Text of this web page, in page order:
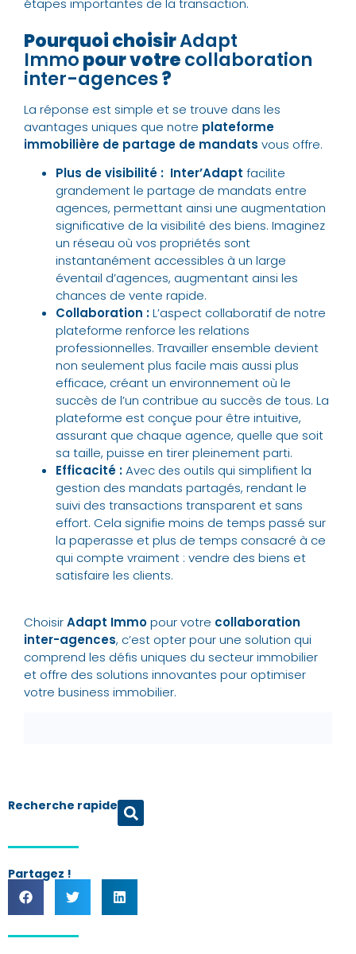
étapes importantes de la transaction.
Pourquoi choisirAdapt
Immopour votrecollaboration
inter-agences?
La réponse est simple et se trouve dans les
avantages uniques que notre plateforme
immobilière de partage de mandats vous offre.
Plus de visibilité : Inter’Adapt facilite
grandement le partage de mandats entre
agences, permettant ainsi une augmentation
significative de la visibilité des biens. Imaginez
un réseau où vos propriétés sont
instantanément accessibles à un large
éventail d’agences, augmentant ainsi les
chances de vente rapide.
Collaboration :L’aspect collaboratif de notre
plateforme renforce les relations
professionnelles. Travailler ensemble devient
non seulement plus facile mais aussi plus
efficace, créant un environnement où le
succès de l’un contribue au succès de tous. La
plateforme est conçue pour être intuitive,
assurant que chaque agence, quelle que soit
sa taille, puisse en tirer pleinement parti.
Efficacité :Avec des outils qui simplifient la
gestion des mandats partagés, rendant le
suivi des transactions transparent et sans
effort. Cela signifie moins de temps passé sur
la paperasse et plus de temps consacré à ce
qui compte vraiment : vendre des biens et
satisfaire les clients.
ChoisirAdapt Immopour votre collaboration
inter-agences, c’est opter pour une solution qui
comprend les défis uniques du secteur immobilier
et offre des solutions innovantes pour optimiser
votre business immobilier.
Recherche rapide
Partagez !